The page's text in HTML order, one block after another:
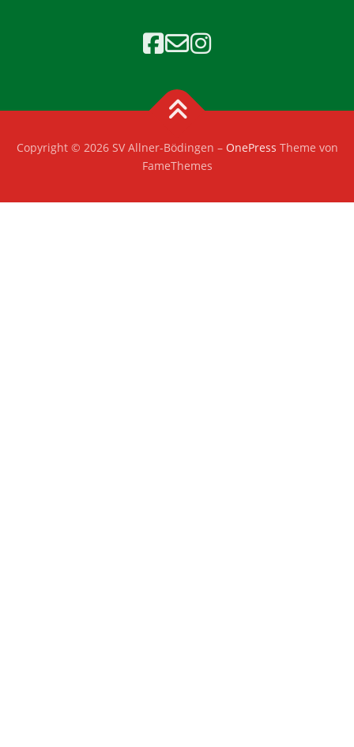
Copyright © 2026 SV Allner-Bödingen – OnePress Theme von
FameThemes